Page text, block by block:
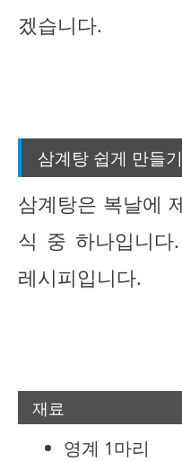
겠습니다.
삼계탕 쉽게 만들기
삼계탕은 복날에
식 중 하나입니
레시피입니다.
재료
영계 1마리